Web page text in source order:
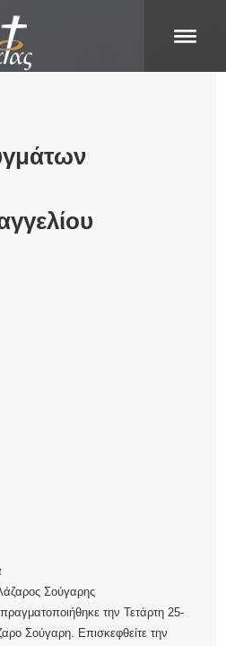
Σούγαρης
την Τετάρτη 25-
Σούγαρη. Επισκεφθείτε την